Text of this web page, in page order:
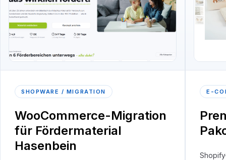
SHOPWARE / MIGRATION
WooCommerce-Migration
für Fördermaterial
Hasenbein
E-